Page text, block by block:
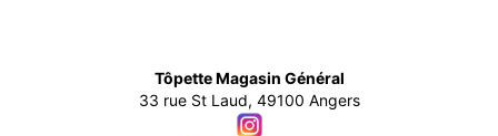
Tôpette Magasin Général
33 rue St Laud, 49100 Angers